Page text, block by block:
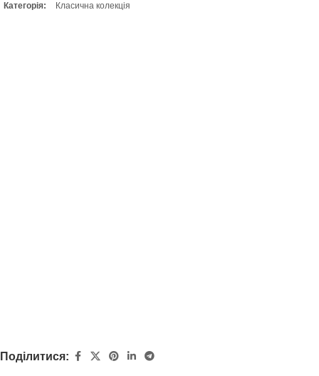
Категорія: Класична колекція
Поділитися: